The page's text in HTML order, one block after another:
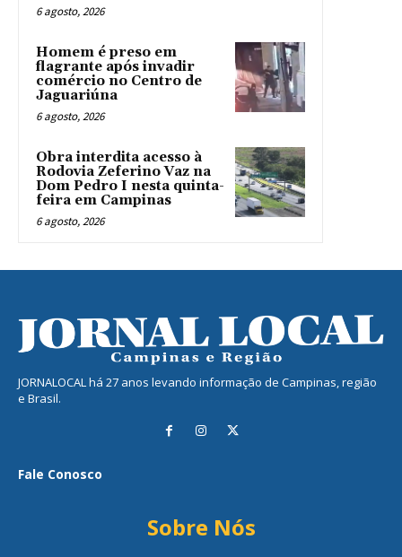
6 agosto, 2026
Homem é preso em
flagrante após invadir
comércio no Centro de
Jaguariúna
6 agosto, 2026
Obra interdita acesso à
Rodovia Zeferino Vaz na
Dom Pedro I nesta quinta-
feira em Campinas
6 agosto, 2026
JORNALOCAL há 27 anos levando informação de Campinas, região
e Brasil.
Fale Conosco
Sobre Nós